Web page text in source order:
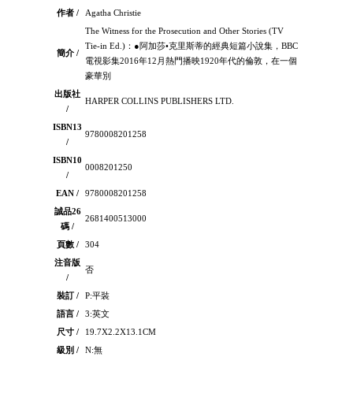
作者 /
Agatha Christie
簡介 /
The Witness for the Prosecution and Other Stories (TV
Tie-in Ed.)：●阿加莎•克里斯蒂的經典短篇小說集，BBC
電視影集2016年12月熱門播映1920年代的倫敦，在一個
豪華別
出版社
/
HARPER COLLINS PUBLISHERS LTD.
ISBN13
/
9780008201258
ISBN10
/
0008201250
EAN /
9780008201258
誠品26
碼 /
2681400513000
頁數 /
304
注音版
/
否
裝訂 /
P:平裝
語言 /
3:英文
尺寸 /
19.7X2.2X13.1CM
級別 /
N:無